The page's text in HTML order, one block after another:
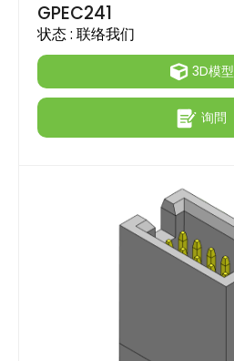
GPEC241
状态 : 联络我们
3D模型
询問